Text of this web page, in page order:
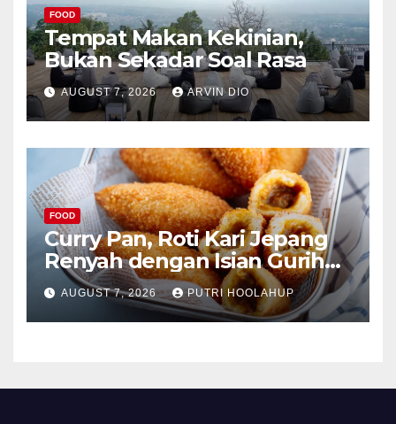
FOOD
Tempat Makan Kekinian,
Bukan Sekadar Soal Rasa
AUGUST 7, 2026 ARVIN DIO
FOOD
Curry Pan, Roti Kari Jepang
Renyah dengan Isian Gurih
Menggoda
AUGUST 7, 2026 PUTRI HOOLAHUP